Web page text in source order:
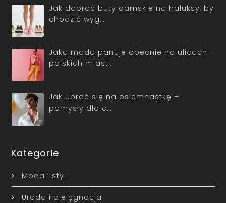
chodzić wyg…
polskich miast…
pomysły dla c…
Uroda i pielęgnacja